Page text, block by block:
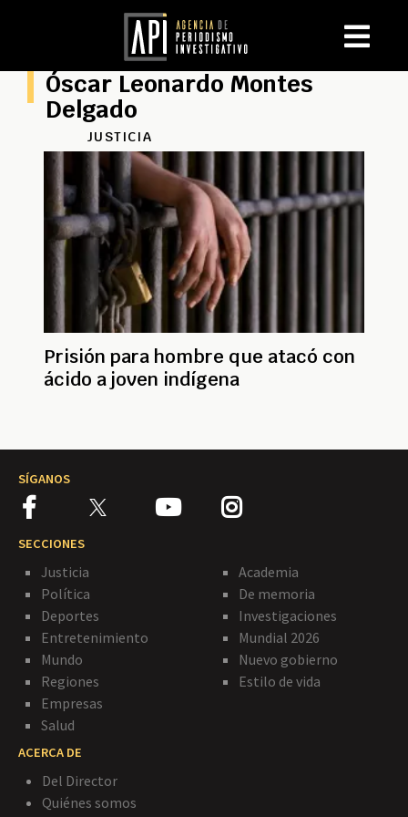
Óscar Leonardo Montes
Delgado
JUSTICIA
Prisión para hombre que atacó con
ácido a joven indígena
SÍGANOS
SECCIONES
Justicia
Política
Deportes
Entretenimiento
Mundo
Regiones
Empresas
Salud
Academia
De memoria
Investigaciones
Mundial 2026
Nuevo gobierno
Estilo de vida
ACERCA DE
Del Director
Quiénes somos